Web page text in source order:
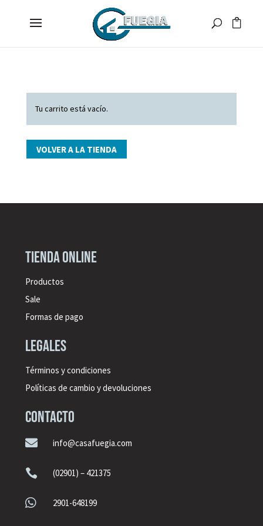
Tu carrito está vacío.
VOLVER A LA TIENDA
Tienda online
Productos
Sale
Formas de pago
legales
Términos y condiciones
Políticas de cambio y devoluciones
CONTACTO
 info@casafuegia.com
 (02901) – 421375
 2901-648199